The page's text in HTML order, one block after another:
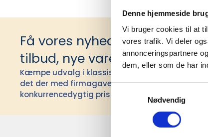
Denne hjemmeside
Vi bruger cookies til at
vores trafik. Vi deler
annonceringspartnere
dem, eller som de har
Samtykkevalg
Nødvendig
Få vores nyhedsbrev med
tilbud, nye varer og andet
Kæmpe udvalg i klassiske og nyskabende
det der med firmagaver, og har ydet god
konkurrencedygtig pris siden 1991.